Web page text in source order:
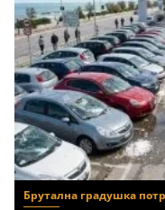
Брутална градушка